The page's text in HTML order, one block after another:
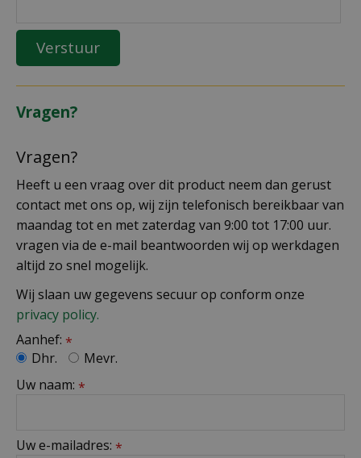
Vragen?
Vragen?
Heeft u een vraag over dit product neem dan gerust
contact met ons op, wij zijn telefonisch bereikbaar van
maandag tot en met zaterdag van 9:00 tot 17:00 uur.
vragen via de e-mail beantwoorden wij op werkdagen
altijd zo snel mogelijk.
Wij slaan uw gegevens secuur op conform onze
privacy policy.
Aanhef: *
Dhr.
Mevr.
Uw naam: *
Uw e-mailadres: *